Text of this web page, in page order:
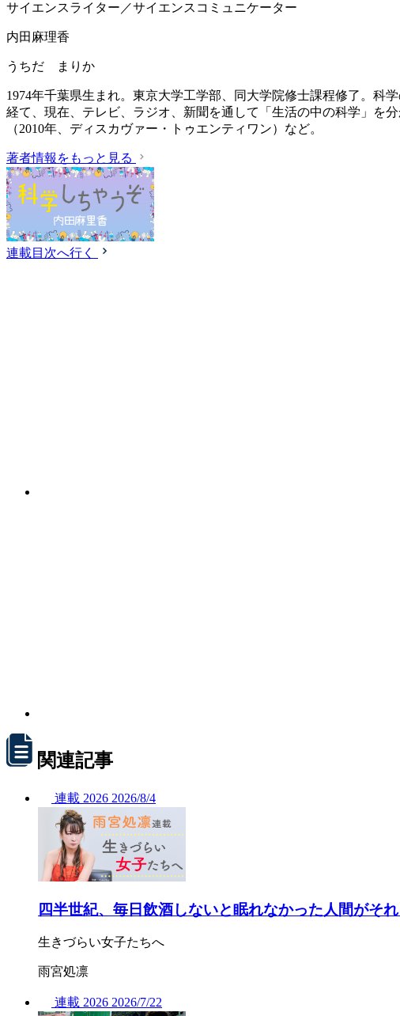
サイエンスライター／サイエンスコミュニケーター
内田麻理香
うちだ まりか
1974年千葉県生まれ。東京大学工学部、同大学院修士課程修了。科
経て、現在、テレビ、ラジオ、新聞を通して「生活の中の科学」を
（2010年、ディスカヴァー・トゥエンティワン）など。
著者情報をもっと見る
連載目次へ行く
関連記事
連載 2026 2026/8/4
四半世紀、毎日飲酒しないと眠れなかった人間がそ
生きづらい女子たちへ
雨宮処凛
連載 2026 2026/7/22